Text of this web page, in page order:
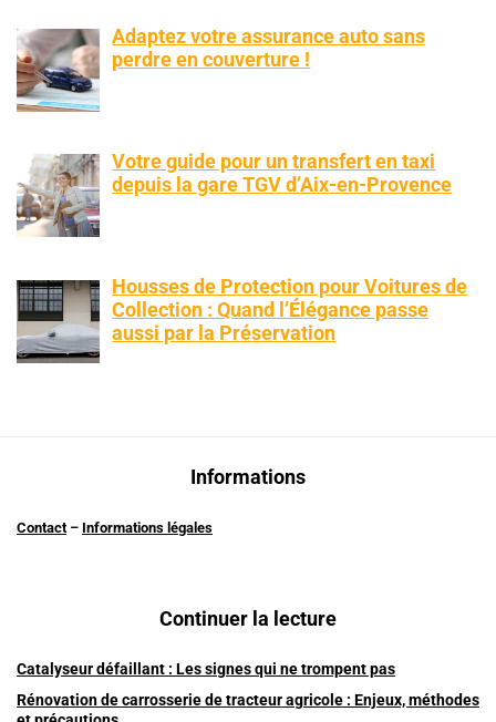
Adaptez votre assurance auto sans
perdre en couverture !
Votre guide pour un transfert en taxi
depuis la gare TGV d’Aix-en-Provence
Housses de Protection pour Voitures de
Collection : Quand l’Élégance passe
aussi par la Préservation
Informations
Contact – Informations légales
Continuer la lecture
Catalyseur défaillant : Les signes qui ne trompent pas
Rénovation de carrosserie de tracteur agricole : Enjeux, méthodes